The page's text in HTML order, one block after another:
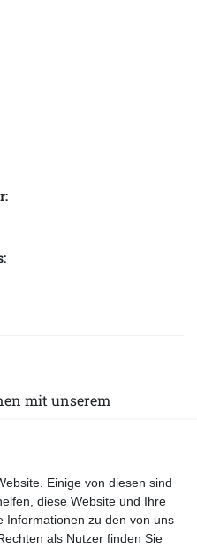
mit unserem
Einige von diesen sind
diese Website und Ihre
Informationen zu den von uns
als Nutzer finden Sie